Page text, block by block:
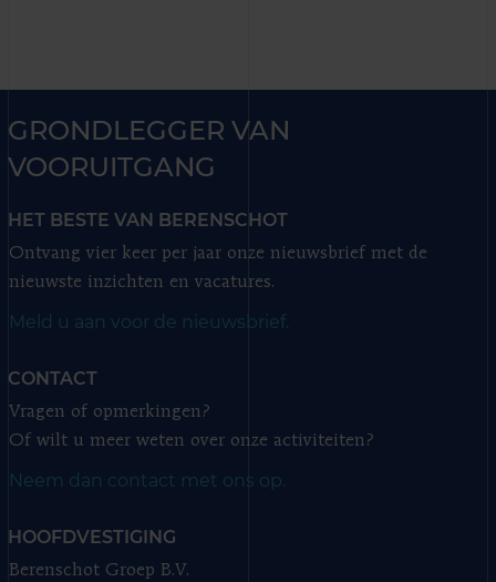
GRONDLEGGER VAN
VOORUITGANG
HET BESTE VAN BERENSCHOT
Ontvang vier keer per jaar onze nieuwsbrief met de
nieuwste inzichten en vacatures.
Meld u aan voor de nieuwsbrief.
CONTACT
Vragen of opmerkingen?
Of wilt u meer weten over onze activiteiten?
Neem dan contact met ons op.
HOOFDVESTIGING
Berenschot Groep B.V.